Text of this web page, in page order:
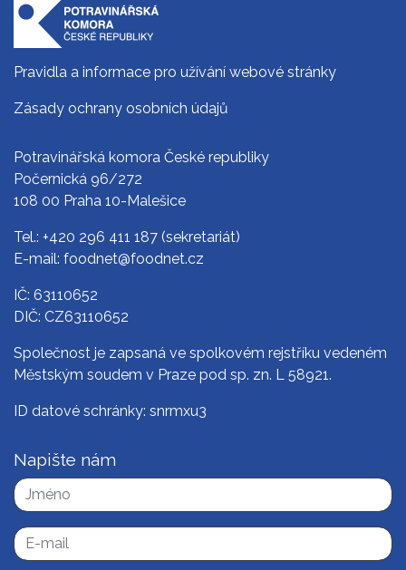
Pravidla a informace pro užívání webové stránky
Zásady ochrany osobních údajů
Potravinářská komora České republiky
Počernická 96/272
108 00 Praha 10-Malešice
Tel.: +420 296 411 187 (sekretariát)
E-mail: foodnet@foodnet.cz
IČ: 63110652
DIČ: CZ63110652
Společnost je zapsaná ve spolkovém rejstříku vedeném
Městským soudem v Praze pod sp. zn. L 58921.
ID datové schránky: snrmxu3
Napište nám